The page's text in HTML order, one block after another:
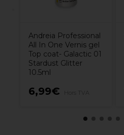
Andreia Professional
All In One Vernis gel
Top coat- Galactic 01
Stardust Glitter
10.5ml
6,99€